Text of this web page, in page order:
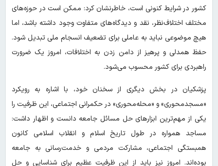
کشور در شرایط کنونی است، خاطرنشان کرد: ممکن است در حوزه‌های
مختلف اختلاف‌نظر، نقد و دیدگاه‌های متفاوت وجود داشته باشد، اما
هیچ موضوعی نباید به عاملی برای تضعیف انسجام ملی تبدیل شود.
حفظ همدلی و پرهیز از دامن زدن به اختلافات، امروز یک ضرورت
راهبردی برای کشور محسوب می‌شود.
پزشکیان در بخش دیگری از سخنان خود، با اشاره به رویکرد
«مسجدمحوری» و «محله‌محوری» در حکمرانی اجتماعی، این ظرفیت را
یکی از مهم‌ترین ابزارهای حل مسائل جامعه دانست و اظهار داشت:
مساجد همواره در طول تاریخ اسلام و انقلاب اسلامی کانون
همبستگی اجتماعی، مشارکت مردمی و خدمت‌رسانی به جامعه
بوده‌اند. امروز نیز باید از این ظرفیت عظیم برای شناسایی و حل